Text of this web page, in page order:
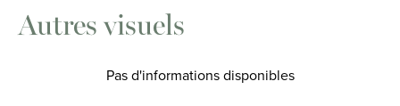
Autres visuels
Pas d'informations disponibles